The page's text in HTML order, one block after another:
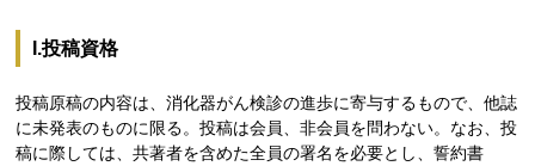
I.投稿資格
投稿原稿の内容は、消化器がん検診の進歩に寄与するもので、他誌
に未発表のものに限る。投稿は会員、非会員を問わない。なお、投
稿に際しては、共著者を含めた全員の署名を必要とし、誓約書